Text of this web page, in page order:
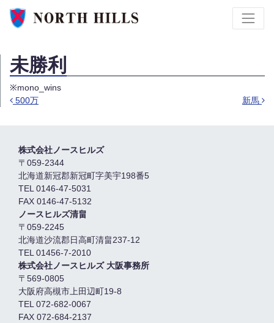
未勝利
※mono_wins
500万 新馬
株式会社ノースヒルズ
〒059-2344
北海道新冠郡新冠町字美宇198番5
TEL 0146-47-5031
FAX 0146-47-5132
ノースヒルズ清畠
〒059-2245
北海道沙流郡日高町清畠237-12
TEL 01456-7-2010
株式会社ノースヒルズ 大阪事務所
〒569-0805
大阪府高槻市上田辺町19-8
TEL 072-682-0067
FAX 072-684-2137